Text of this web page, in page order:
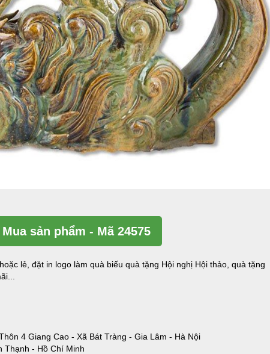
Mua sản phẩm - Mã 24575
lẻ, đặt in logo làm quà biếu quà tặng Hội nghị Hội thảo, quà tặng
4 Giang Cao - Xã Bát Tràng - Gia Lâm - Hà Nội
Thạnh - Hồ Chí Minh